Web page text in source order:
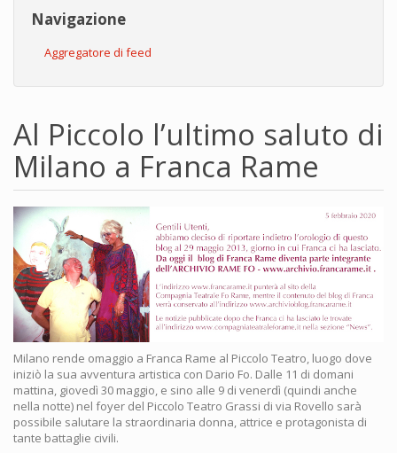
Navigazione
Aggregatore di feed
Al Piccolo l’ultimo saluto di
Milano a Franca Rame
Milano rende omaggio a Franca Rame al Piccolo Teatro, luogo dove
iniziò la sua avventura artistica con Dario Fo. Dalle 11 di domani
mattina, giovedì 30 maggio, e sino alle 9 di venerdì (quindi anche
nella notte) nel foyer del Piccolo Teatro Grassi di via Rovello sarà
possibile salutare la straordinaria donna, attrice e protagonista di
tante battaglie civili.